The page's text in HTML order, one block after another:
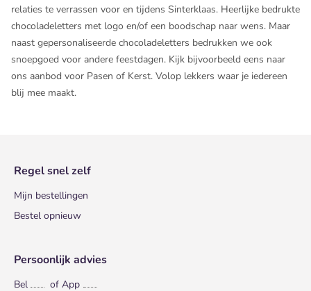
relaties te verrassen voor en tijdens Sinterklaas. Heerlijke bedrukte
chocoladeletters met logo en/of een boodschap naar wens. Maar
naast gepersonaliseerde chocoladeletters bedrukken we ook
snoepgoed voor andere feestdagen. Kijk bijvoorbeeld eens naar
ons aanbod voor Pasen of Kerst. Volop lekkers waar je iedereen
blij mee maakt.
Regel snel zelf
Mijn bestellingen
Bestel opnieuw
Persoonlijk advies
Bel
of App